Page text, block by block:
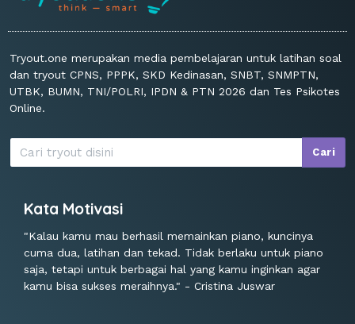
Tryout.one merupakan media pembelajaran untuk latihan soal
dan tryout CPNS, PPPK, SKD Kedinasan, SNBT, SNMPTN,
UTBK, BUMN, TNI/POLRI, IPDN & PTN 2026 dan Tes Psikotes
Online.
Cari
Kata Motivasi
"Kalau kamu mau berhasil memainkan piano, kuncinya
cuma dua, latihan dan tekad. Tidak berlaku untuk piano
saja, tetapi untuk berbagai hal yang kamu inginkan agar
kamu bisa sukses meraihnya." - Cristina Juswar